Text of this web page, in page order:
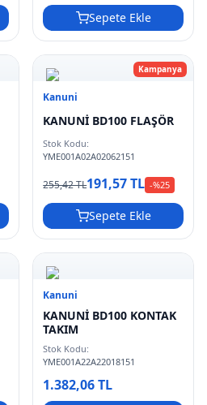
Sepete Ekle
Kampanya
Kanuni
KANUNİ BD100 FLAŞÖR
Stok Kodu:
YME001A02A02062151
255,42 TL191,57 TL -%25
Sepete Ekle
Kanuni
KANUNİ BD100 KONTAK
TAKIM
Stok Kodu:
YME001A22A22018151
1.382,06 TL